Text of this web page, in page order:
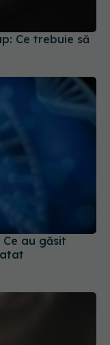
Ce trebuie să
au găsit